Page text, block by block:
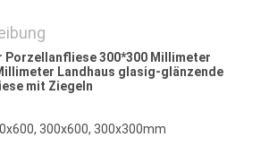
Porzellanfliese 300*300 Millimeter
Landhaus glasig-glänzende
mit Ziegeln
300x600, 300x300mm